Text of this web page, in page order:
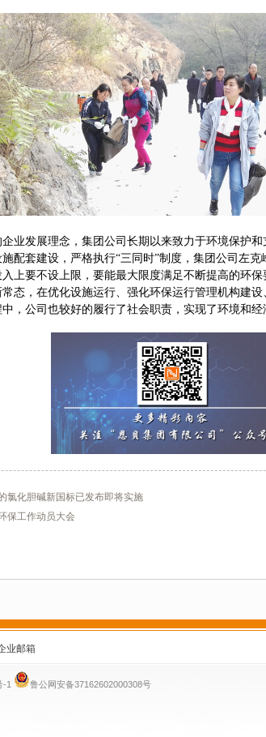
企业发展理念 ， 集团公司 长期以来致力于环境保护和
配套建设，严格执行“三同时”制度，集团公司左克
入上要不设上限 ，要能最大限度满足不断提高的环保
态， 在优化设施运行、强化环保运行管理机构建设
中，公司也较好的履行了社会职责，实现了环境和经
氯化胆碱新国标已发布即将实施
保工作动员大会
业邮箱
-1
鲁公网安备37162602000308号